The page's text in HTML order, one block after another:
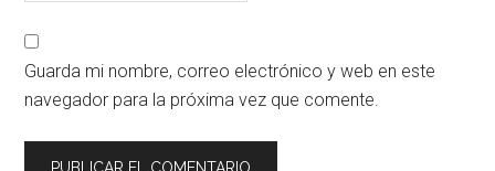
Guarda mi nombre, correo electrónico y web en este
navegador para la próxima vez que comente.